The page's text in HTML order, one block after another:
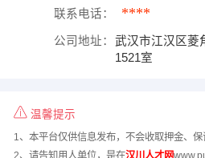
联系电话： ****
公司地址：
武汉市江汉区菱
1521室
温馨提示
1、本平台仅供信息发布，不会收取押金、保
2、请告知用人单位，是在汉川人才网